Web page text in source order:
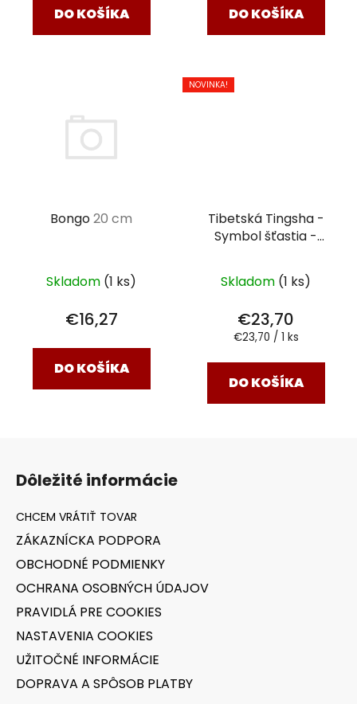
DO KOŠÍKA DO KOŠÍKA
Bongo20 cm
Skladom (1 ks)
€16,27
DO KOŠÍKA
NOVINKA!
Tibetská Tingsha -
Symbol šťastia -
Skladom (1 ks)
€23,70
Jednotková
€23,70 / 1 ks
DO KOŠÍKA
Dôležité informácie
ZÁKAZNÍCKA PODPORA
OBCHODNÉ PODMIENKY
OCHRANA OSOBNÝCH ÚDAJOV
PRAVIDLÁ PRE COOKIES
NASTAVENIA COOKIES
UŽITOČNÉ INFORMÁCIE
DOPRAVA A SPÔSOB PLATBY